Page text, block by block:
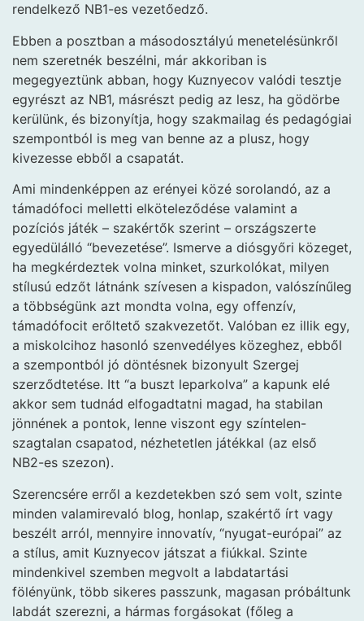
rendelkező NB1-es vezetőedző.
Ebben a posztban a másodosztályú menetelésünkről
nem szeretnék beszélni, már akkoriban is
megegyeztünk abban, hogy Kuznyecov valódi tesztje
egyrészt az NB1, másrészt pedig az lesz, ha gödörbe
kerülünk, és bizonyítja, hogy szakmailag és pedagógiai
szempontból is meg van benne az a plusz, hogy
kivezesse ebből a csapatát.
Ami mindenképpen az erényei közé sorolandó, az a
támadófoci melletti elköteleződése valamint a
pozíciós játék – szakértők szerint – országszerte
egyedülálló “bevezetése”. Ismerve a diósgyőri közeget,
ha megkérdeztek volna minket, szurkolókat, milyen
stílusú edzőt látnánk szívesen a kispadon, valószínűleg
a többségünk azt mondta volna, egy offenzív,
támadófocit erőltető szakvezetőt. Valóban ez illik egy,
a miskolcihoz hasonló szenvedélyes közeghez, ebből
a szempontból jó döntésnek bizonyult Szergej
szerződtetése. Itt “a buszt leparkolva” a kapunk elé
akkor sem tudnád elfogadtatni magad, ha stabilan
jönnének a pontok, lenne viszont egy színtelen-
szagtalan csapatod, nézhetetlen játékkal (az első
NB2-es szezon).
Szerencsére erről a kezdetekben szó sem volt, szinte
minden valamirevaló blog, honlap, szakértő írt vagy
beszélt arról, mennyire innovatív, “nyugat-európai” az
a stílus, amit Kuznyecov játszat a fiúkkal. Szinte
mindenkivel szemben megvolt a labdatartási
fölényünk, több sikeres passzunk, magasan próbáltunk
labdát szerezni, a hármas forgásokat (főleg a